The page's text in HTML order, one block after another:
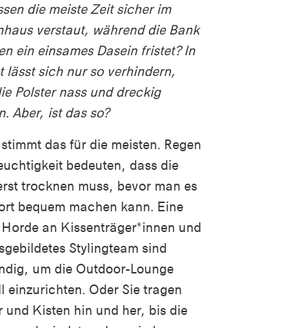
die meiste Zeit sicher im
verstaut, während die Bank
ein einsames Dasein fristet? In
lässt sich nur so verhindern,
Polster nass und dreckig
Aber, ist das so?
das für die meisten. Regen
bedeuten, dass die
trocknen muss, bevor man es
bequem machen kann. Eine
an Kissenträger*innen und
Stylingteam sind
um die Outdoor-Lounge
einzurichten. Oder Sie tragen
und Kisten hin und her, bis die